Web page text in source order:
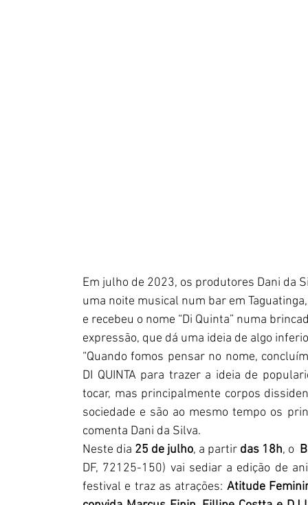
Em julho de 2023, os produtores Dani da
uma noite musical num bar em
e recebeu o nome “Di Quinta” numa
expressão, que dá uma ideia de algo
“Quando fomos pensar no nome,
DI QUINTA para trazer a ideia de
tocar, mas principalmente corpos
sociedade e são ao mesmo tempo os
comenta Dani da Silva.
Neste dia 25 de julho, a partir das 18h, o
DF, 72125-150) vai sediar a edição de
festival e traz as atrações: Atitude